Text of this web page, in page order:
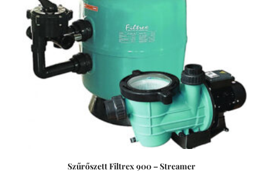
Szűrőszett Filtrex 900 – Streamer